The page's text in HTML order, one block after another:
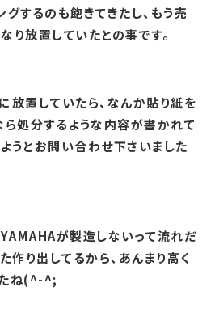
するのも飽きてきたし、もう売
り放置していたとの事です。
放置していたら、なんか貼り紙を
ら処分するような内容が書かれて
うとお問い合わせ下さいました
YAMAHAが製造しないって流れだ
作り出してるから、あんまり高く
たね(^-^;